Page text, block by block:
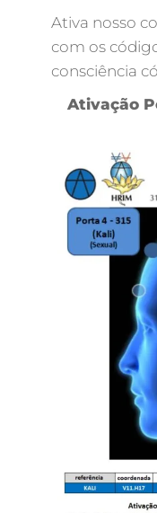
Ativa nosso
com os
consciência
Ativação